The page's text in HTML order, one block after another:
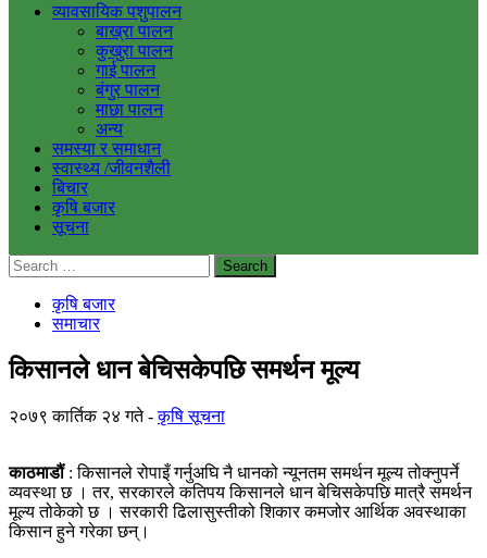
व्यावसायिक पशुपालन
बाख्रा पालन
कुखुरा पालन
गाई पालन
बंगुर पालन
माछा पालन
अन्य
समस्या र समाधान
स्वास्थ्य /जीवनशैली
बिचार
कृषि बजार
सूचना
Search
for:
कृषि बजार
समाचार
किसानले धान बेचिसकेपछि समर्थन मूल्य
२०७९ कार्तिक २४ गते कृषि सूचना
काठमाडौं: किसानले रोपाइँ गर्नुअघि नै धानको न्यूनतम समर्थन मूल्य तोक्नुपर्ने
व्यवस्था छ । तर, सरकारले कतिपय किसानले धान बेचिसकेपछि मात्रै समर्थन
मूल्य तोकेको छ । सरकारी ढिलासुस्तीको शिकार कमजोर आर्थिक अवस्थाका
किसान हुने गरेका छन्।